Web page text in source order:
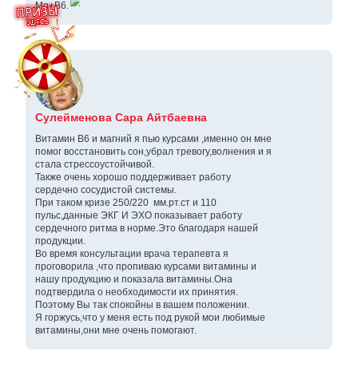
Mg+B6.
Сулейменова Сара Айтбаевна
Витамин В6 и магний я пью курсами ,именно он мне
помог восстановить сон,убрал тревогу,волнения и я
стала стрессоустойчивой.
Также очень хорошо поддерживает работу
сердечно сосудистой системы.
При таком кризе 250/220 мм.рт.ст и 110
пульс,данные ЭКГ И ЭХО показывает работу
сердечного ритма в норме.Это благодаря нашей
продукции.
Во время консультации врача терапевта я
проговорила ,что пропиваю курсами витамины и
нашу продукцию и показала витамины.Она
подтвердила о необходимости их принятия.
Поэтому Вы так спокойны в вашем положении.
Я горжусь,что у меня есть под рукой мои любимые
витамины,они мне очень помогают.